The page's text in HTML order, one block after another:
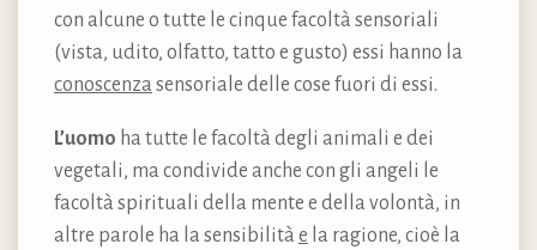
con alcune o tutte le cinque facoltà sensoriali
(vista, udito, olfatto, tatto e gusto) essi hanno la
conoscenza sensoriale delle cose fuori di essi.
L’uomo ha tutte le facoltà degli animali e dei
vegetali, ma condivide anche con gli angeli le
facoltà spirituali della mente e della volontà, in
altre parole ha la sensibilità e la ragione, cioè la